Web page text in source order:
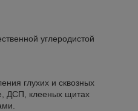
углеродистой
глухих и сквозных
ДСП, клееных щитах